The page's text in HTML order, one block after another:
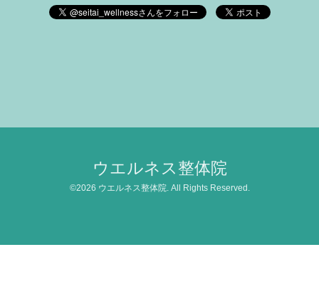
ウエルネス整体院
©2026 ウエルネス整体院. All Rights Reserved.